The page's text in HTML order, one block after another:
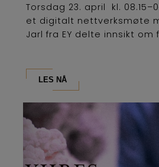
Torsdag 23. april kl.
et digitalt nettverksmøte
Jarl fra EY delte innsikt om
LES NÅ